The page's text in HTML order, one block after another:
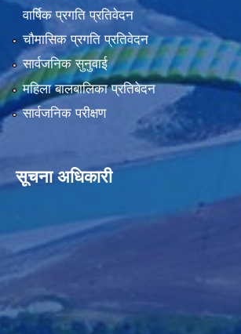
वार्षिक प्रगति प्रतिवेदन
चौमासिक प्रगति प्रतिवेदन
सार्वजनिक सुनुवाई
महिला बालबालिका प्रतिबेदन
सार्वजनिक परीक्षण
सूचना अधिकारी